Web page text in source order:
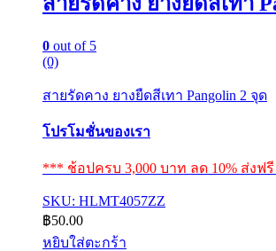
0 out of 5
(0)
สายรัดคาง ยางยืดสีเทา Pangolin 2 จุด
โปรโมชั่นของเรา
*** ช้อปครบ 3,000 บาท ลด 10% ส่งฟ
SKU: HLMT4057ZZ
฿50.00
หยิบใส่ตะกร้า